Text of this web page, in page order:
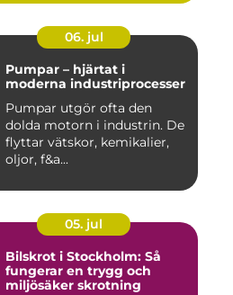
06. jul
Pumpar – hjärtat i
moderna industriprocesser
Pumpar utgör ofta den
dolda motorn i industrin. De
flyttar vätskor, kemikalier,
oljor, f&a...
05. jul
Bilskrot i Stockholm: Så
fungerar en trygg och
miljösäker skrotning